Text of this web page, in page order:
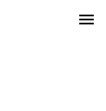
menu